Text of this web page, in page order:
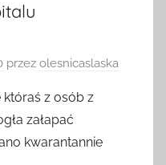
przez olesnicaslaska
któraś z osób z
załapać
kwarantannie